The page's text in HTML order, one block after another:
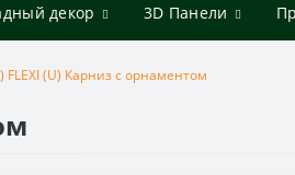
декор 3D Панели
FLEXI (U) Карниз с орнаментом